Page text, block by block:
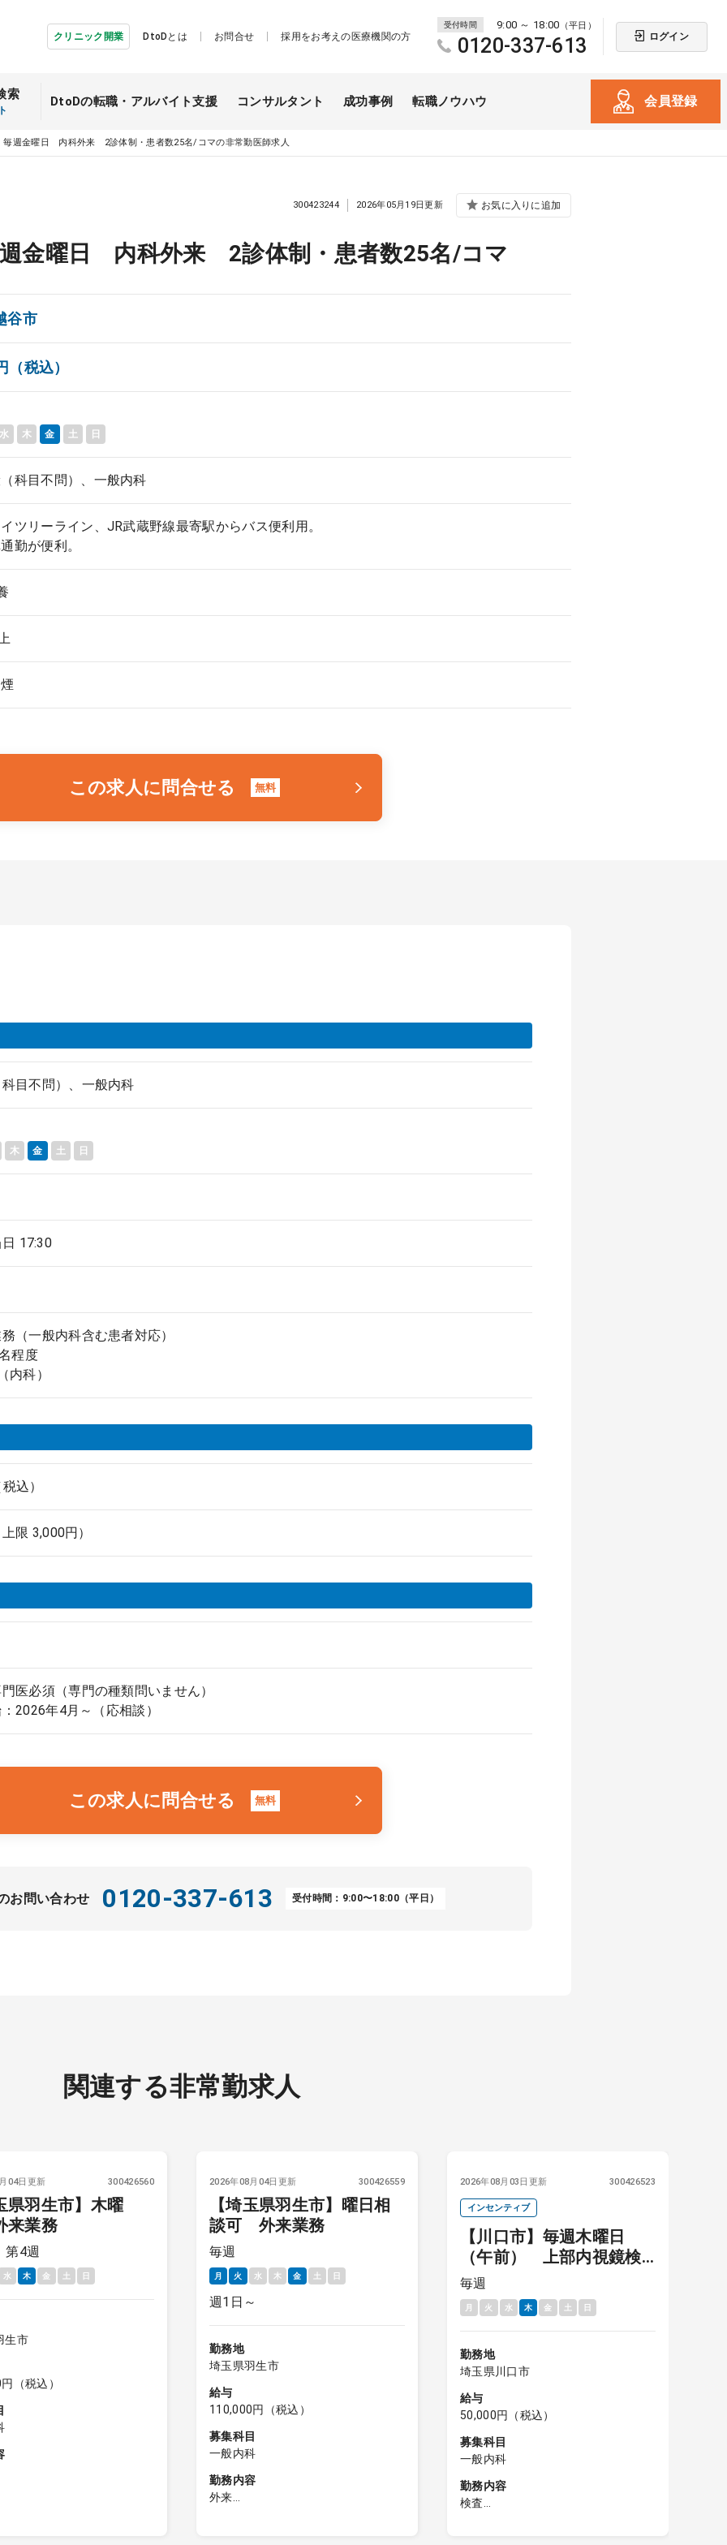
クリニック開業 DtoDとは お問合せ 採用をお考えの医療機関の方
受付時間 9:00 ～ 18:00 （平日）
0120-337-613 ログイン
索 DtoDの転職・ アルバイト支援 コンサルタント 成功事例 転職ノウハウ 会員登録
毎週金曜日 内科外来 2診体制・患者数25名/コマの非常勤医師求人
週金曜日 内科外来 2診体制・患者数25名/コマ
300423244 2026年05月19日更新 お気に入りに追加
谷市
（税込）
木 金 土 日
科目不問）、一般内科
ツリーライン、JR武蔵野線最寄駅からバス便利用。
勤が便利。
この求人に問合せる 無料
目不問）、一般内科
木 金 土 日
17:30
（一般内科含む患者対応）
程度
内科）
込）
限 3,000円）
医必須（専門の種類問いません）
2026年4月～（応相談）
この求人に問合せる 無料
お問い合わせ 0120-337-613 受付時間：9:00〜18:00（平日）
関連する非常勤求人
04日更新 300426560
県羽生市】木曜
業務
第4週
水 木 金 土 日
生市
（税込）
2026年08月04日更新 300426559
【埼玉県羽生市】曜日相
談可 外来業務
毎週
月 火 水 木 金 土 日
週1日～
勤務地
埼玉県羽生市
給与
110,000円（税込）
募集科目
一般内科
勤務内容
外来
2026年08月03日更新 300426523
インセンティブ
【川口市】毎週木曜日
（午前） 上部内視鏡検
査 インセンティブあり
毎週
月 火 水 木 金 土 日
勤務地
埼玉県川口市
給与
50,000円（税込）
募集科目
一般内科
勤務内容
検査